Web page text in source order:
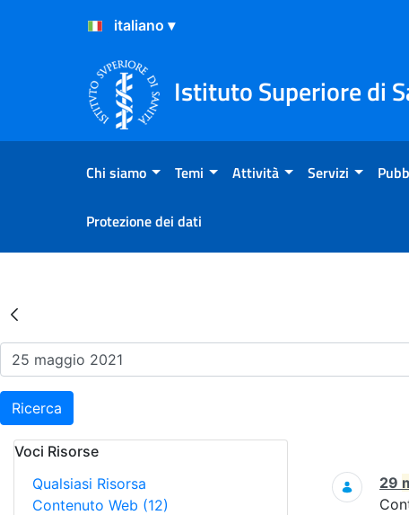
Salta al Contenuto
Salta al Footer
Istituto Superiore di
Chi siamo Temi Attività Servizi
Protezione dei dati
Risultati della Ricerca -
Ricerca
Voci Risorse
Qualsiasi Risorsa
Contenuto Web (12)
Ricerca
29